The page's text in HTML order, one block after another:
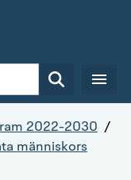
Sök
2022-2030 /
människors